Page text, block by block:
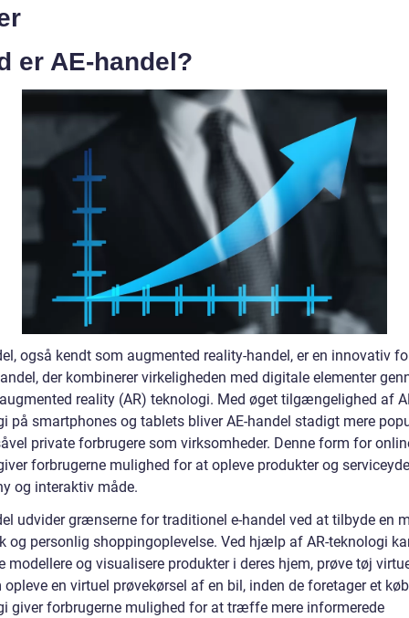
er AE-handel?
også kendt som augmented reality-handel, er en innovativ
der kombinerer virkeligheden med digitale elementer
reality (AR) teknologi. Med øget tilgængelighed af
på smartphones og tablets bliver AE-handel stadigt mere
private forbrugere som virksomheder. Denne form for
forbrugerne mulighed for at opleve produkter og
og interaktiv måde.
udvider grænserne for traditionel e-handel ved at tilbyde en
og personlig shoppingoplevelse. Ved hjælp af AR-teknologi
modellere og visualisere produkter i deres hjem, prøve tøj
en virtuel prøvekørsel af en bil, inden de foretager et
giver forbrugerne mulighed for at træffe mere informerede